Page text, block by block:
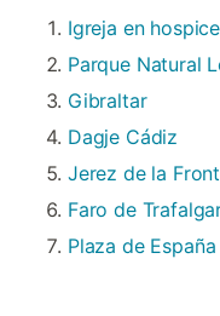
Igreja en
Parque Natural
Gibraltar
Dagje Cádiz
Jerez de la
Faro de
Plaza de España